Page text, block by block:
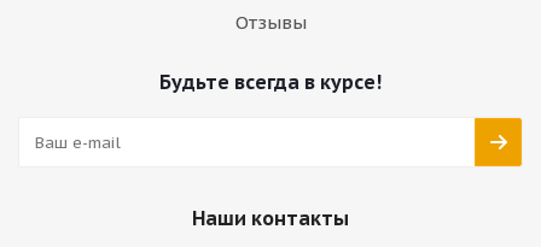
Отзывы
Будьте всегда в курсе!
Наши контакты